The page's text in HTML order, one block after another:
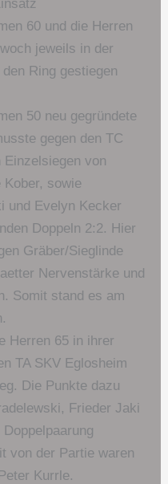
60 und die Herren
jeweils in der
Ring gestiegen
50 neu gegründete
gegen den TC
von
Kober, sowie
und Evelyn Kecker
Doppeln 2:2. Hier
Gräber/Sieglinde
Nervenstärke und
Somit stand es am
Herren 65 in ihrer
TA SKV Eglosheim
Die Punkte dazu
Frieder Jaki
von der Partie waren
Kurrle.